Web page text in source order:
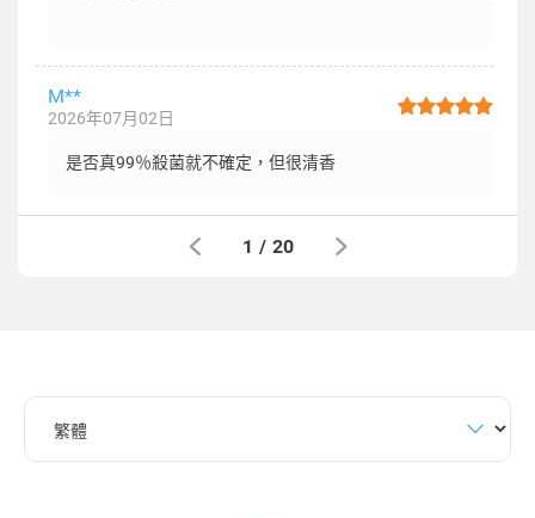
M**
2026年07月02日
是否真99％殺菌就不確定，但很清香
1 / 20